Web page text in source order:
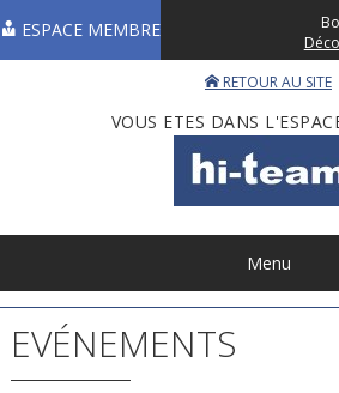
ESPACE MEMBRE
VOUS ETES DANS
RETOUR AU SITE
Menu
EVÉNEMENTS